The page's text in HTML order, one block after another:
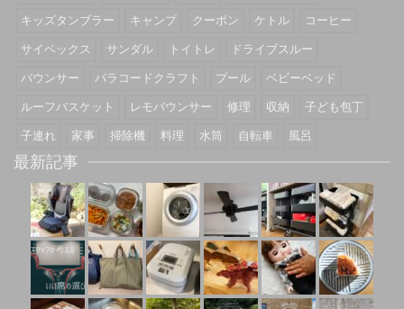
キッズタンブラー
キャンプ クーポン ケトル
コーヒー
サイベックス
サンダル トイトレ
ドライブスルー
バウンサー
パラコードクラフト プール
ベビーベッド
ルーフバスケット
レモバウンサー 修理 収納
子ども包丁
子連れ
家事 掃除機 料理 水筒 自転車 風呂
最新記事